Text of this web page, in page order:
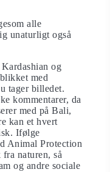
alle
unaturligt også
og
med
tager billedet.
kommentarer, da
med på Bali,
kan et hvert
Ifølge
Animal Protection
naturen, så
og andre sociale